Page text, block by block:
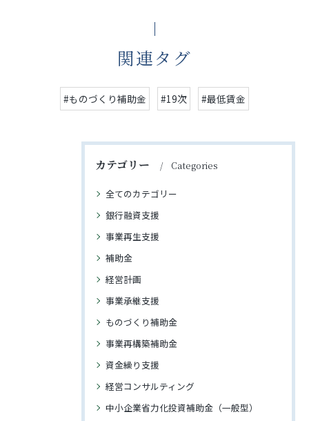
関連タグ
#ものづくり補助金 #19次 #最低賃金
カテゴリー Categories
全てのカテゴリー
銀行融資支援
事業再生支援
補助金
経営計画
事業承継支援
ものづくり補助金
事業再構築補助金
資金繰り支援
経営コンサルティング
中小企業省力化投資補助金（一般型）